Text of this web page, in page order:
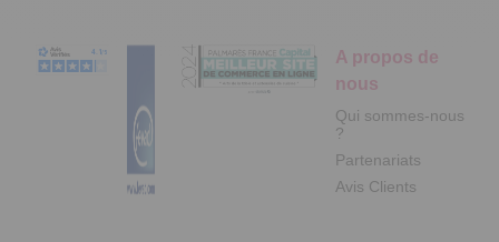
A propos de
nous
Qui sommes-nous
?
Partenariats
Avis Clients